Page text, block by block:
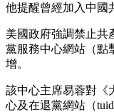
他提醒曾經加入中國
美國政府強調禁止共
黨服務中心網站（點
增。
該中心主席易蓉對《
心及在退黨網站（